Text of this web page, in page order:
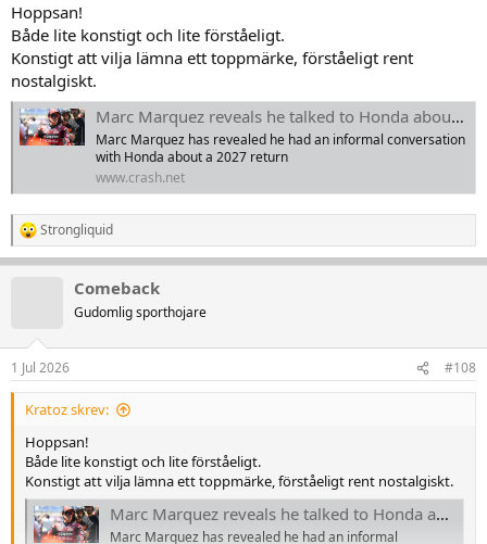
:
Hoppsan!
Både lite konstigt och lite förståeligt.
Konstigt att vilja lämna ett toppmärke, förståeligt rent
nostalgiskt.
Marc Marquez reveals he talked to Honda about a 2027 MotoGP return
Marc Marquez has revealed he had an informal conversation
with Honda about a 2027 return
www.crash.net
R
e
a
e
r
Strongliquid
Comeback
Gudomlig sporthojare
1 Jul 2026 #108
Kratoz skrev:
Hoppsan!
Både lite konstigt och lite förståeligt.
Konstigt att vilja lämna ett toppmärke, förståeligt rent nostalgiskt.
Marc Marquez reveals he talked to Honda about a 2027 MotoGP return
Marc Marquez has revealed he had an informal